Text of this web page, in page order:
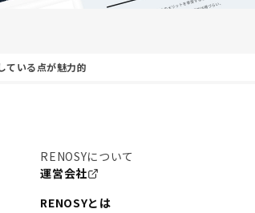
ている点が魅力的
RENOSYについて
運営会社
RENOSYとは